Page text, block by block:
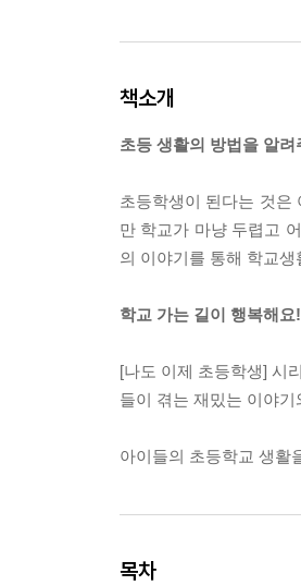
책소개
초등 생활의 방법을 알려
초등학생이 된다는 것은
만 학교가 마냥 두렵고
의 이야기를 통해 학교
학교 가는 길이 행복해
[나도 이제 초등학생] 시
들이 겪는 재밌는 이야
아이들의 초등학교 생활
목차